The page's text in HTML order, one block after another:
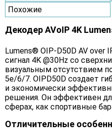
Похожие
Декодер AVoIP 4K
Lumens® OIP-D50D AV over
сигнал 4K @30Hz со
визуальным отсутствием
5e/6/7. OIPD50D создает
и экономически
решения. Он эффективен
сферах, как спортивные
Отличительные